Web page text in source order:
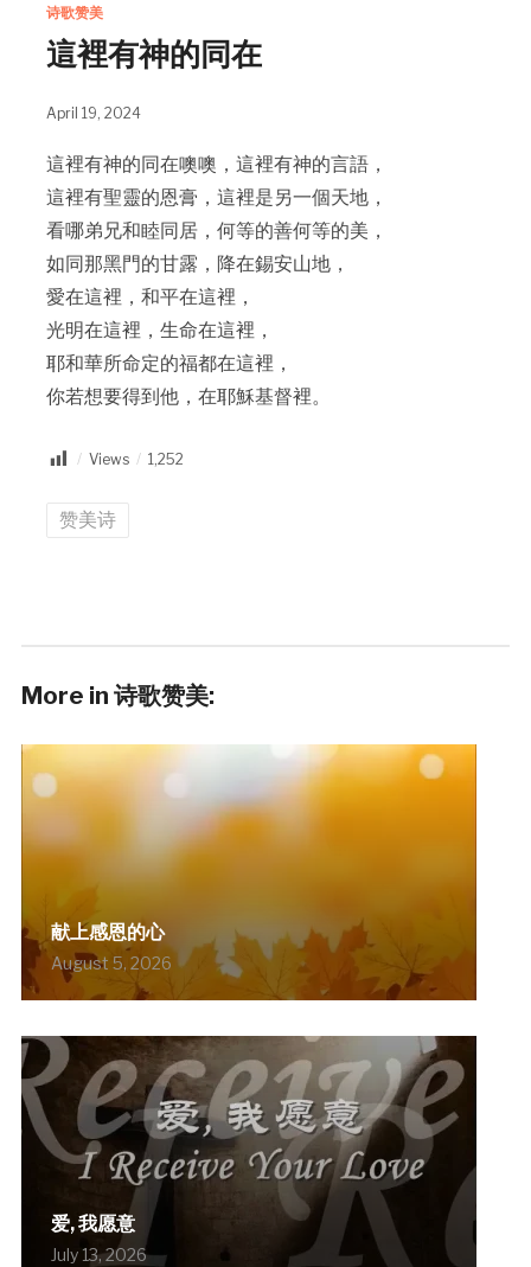
诗歌赞美
這裡有神的同在
April 19, 2024
這裡有神的同在噢噢，這裡有神的言語，
這裡有聖靈的恩膏，這裡是另一個天地，
看哪弟兄和睦同居，何等的善何等的美，
如同那黑門的甘露，降在錫安山地，
愛在這裡，和平在這裡，
光明在這裡，生命在這裡，
耶和華所命定的福都在這裡，
你若想要得到他，在耶穌基督裡。
Views 1,252
赞美诗
More in 诗歌赞美:
献上感恩的心
August 5, 2026
爱, 我愿意
July 13, 2026